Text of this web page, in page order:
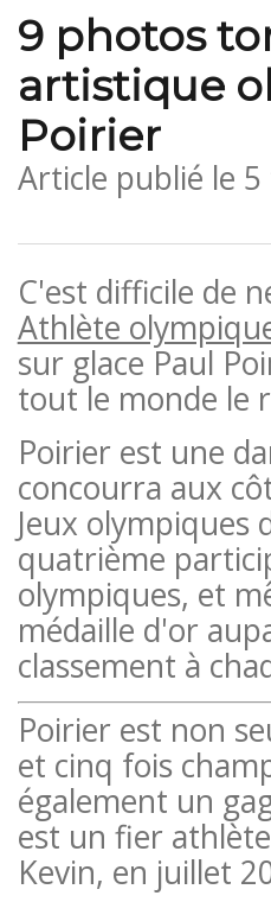
9 photos
artistique
Poirier
Article publié le 5
C'est difficile de
Athlète
sur glace Paul
tout le monde le
Poirier est une
concourra aux
Jeux olympiques
quatrième
olympiques, et
médaille d'or
classement à
Poirier est non
et cinq fois
également un
est un fier
Kevin, en juillet